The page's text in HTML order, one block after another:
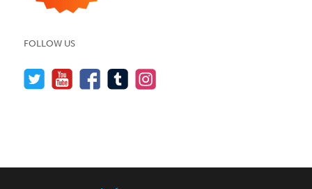
FOLLOW US